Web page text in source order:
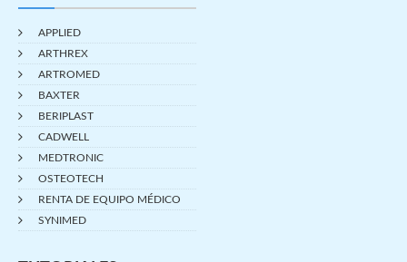
APPLIED
ARTHREX
ARTROMED
BAXTER
BERIPLAST
CADWELL
MEDTRONIC
OSTEOTECH
RENTA DE EQUIPO MÉDICO
SYNIMED